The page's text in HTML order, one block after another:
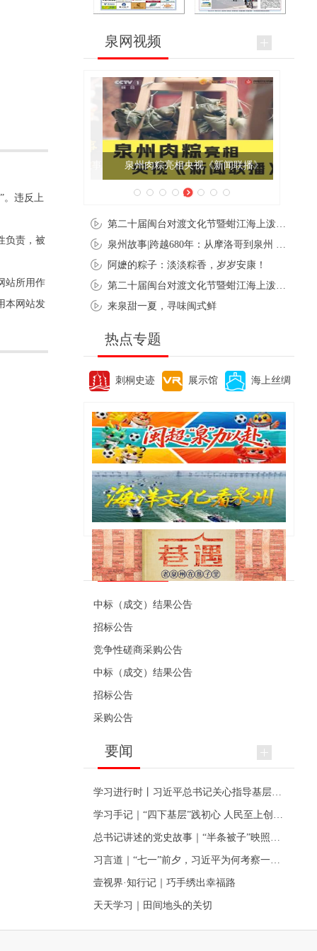
。违反上
负责，被
站所用作
本网站发
泉网视频
泉州肉粽亮相央视《新闻联播》
阿嬷的粽子：淡淡粽香，岁岁安康！
来泉甜一夏，寻味闽式鲜
热点专题
刺桐史迹 展示馆 海上丝绸
便民资讯
中标（成交）结果公告
招标公告
竞争性磋商采购公告
中标（成交）结果公告
招标公告
采购公告
要闻
壹视界·知行记｜巧手绣出幸福路
天天学习｜田间地头的关切